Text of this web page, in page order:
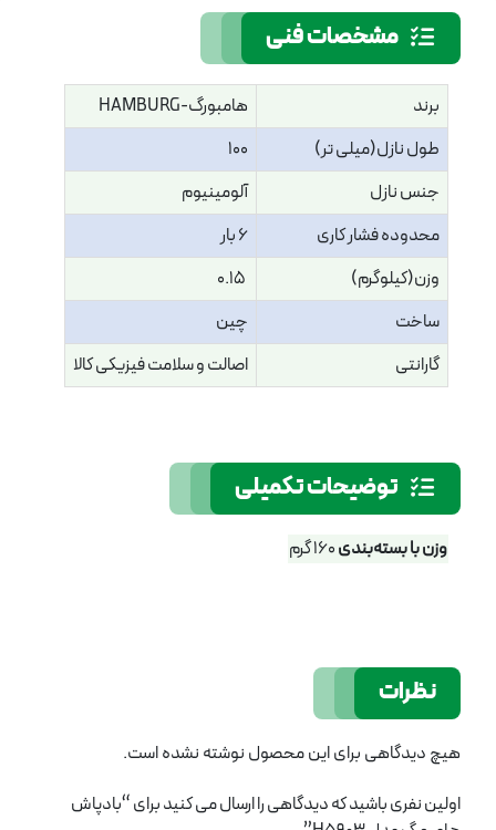
مشخصات فنی
برند
هامبورگ-HAMBURG
طول نازل(میلی تر)
100
جنس نازل
آلومینیوم
محدوده فشار کاری
6 بار
وزن(کیلوگرم)
ساخت
چین
گارانتی
اصالت و سلامت فیزیکی کالا
توضیحات تکمیلی
وزن با بسته‌بندی160 گرم
نظرات
هیچ دیدگاهی برای این محصول نوشته نشده است.
اولین نفری باشید که دیدگاهی را ارسال می کنید برای “بادپاش